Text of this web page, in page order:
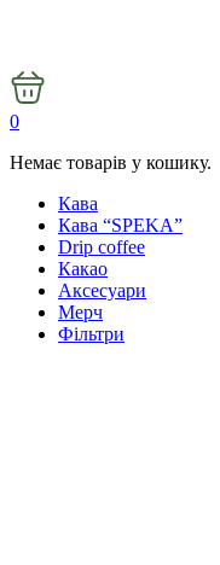
0
Немає товарів у кошику.
Кава
Кава “SPEKA”
Drip coffee
Какао
Аксесуари
Мерч
Фільтри